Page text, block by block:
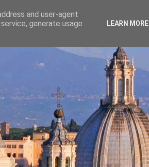
and user-agent
generate usage
LEARN MORE